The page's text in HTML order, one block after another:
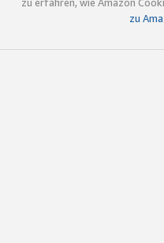
zu erfahren, wie Amazon
zu